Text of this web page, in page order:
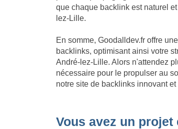
que chaque backlink est naturel
lez-Lille.
En somme, Goodalldev.fr offre
backlinks, optimisant ainsi votre
André-lez-Lille. Alors n'attendez
nécessaire pour le propulser au
notre site de backlinks innovant
Vous avez un projet